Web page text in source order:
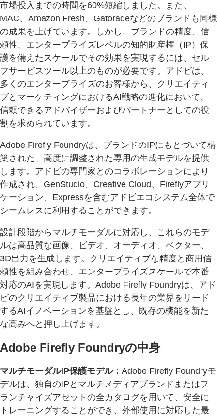
市場投入までの時間を60%短縮しました。また、
MAC、Amazon Fresh、Gatoradeなどのブランドも同様
の成果を上げています。しかし、ブランドの精度、信
頼性、エンタープライズレベルの知的財産権（IP）保
護を備えたスケールでその効果を実現するには、セル
フサービスツール以上のものが必要です。アドビは、
多くのエンタープライズのお客様から、クリエイティ
ブとマーケティングにおけるAI戦略の進化において、
信頼できるアドバイザーおよびパートナーとしての役
割を求められています。
Adobe Firefly Foundryは、ブランドのIPにもとづいて構
築された、高度に調整された専用の生成モデルを提供
します。アドビの専門家とのコラボレーションにより
作成され、GenStudio、Creative Cloud、Fireflyアプリ
ケーション、Expressを含むアドビエコシステム全体で
シームレスに利用することができます。
設計段階からマルチモーダルに対応し、これらのモデ
ルは高品質な画像、ビデオ、オーディオ、ベクター、
3D出力を生成します。クリエイティブな精度と商用信
頼性を組み合わせ、エンタープライズスケールで本番
対応のAIを実現します。Adobe Firefly Foundryは、アド
ビのクリエイティブ製品における長年の業界をリード
するAIイノベーションを基盤とし、既存の機能を新た
な高みへと押し上げます。
Adobe Firefly Foundryの中身
マルチモーダルIP保護モデル： Adobe Firefly Foundryモ
デルは、独自のIPとマルチメディアブランドまたはフ
ランチャイズアセットの全カタログを用いて、安全に
トレーニングすることができ、外部使用に対応した最